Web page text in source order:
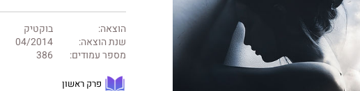
הוצאה:
בוקטיק
שנת הוצאה:
04/2014
מספר עמודים:
386
פרק ראשון